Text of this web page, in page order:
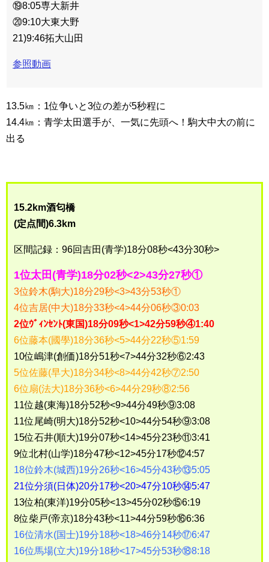
⑲8:05専大新井
⑳9:10大東大野
21)9:46拓大山田
参照動画
13.5㎞：1位争いと3位の差が5秒程に
14.4㎞：青学太田選手が、一気に先頭へ！駒大中大の前に
出る
15.2km酒匂橋
(定点間)6.3km
区間記録：96回吉田(青学)18分08秒<43分30秒>
1位太田(青学)18分02秒<2>43分27秒①
3位鈴木(駒大)18分29秒<3>43分53秒①
4位吉居(中大)18分33秒<4>44分06秒③0:03
2位ｳﾞｨﾝｾﾝﾄ(東国)18分09秒<1>42分59秒④1:40
6位藤本(國學)18分36秒<5>44分22秒⑤1:59
10位嶋津(創価)18分51秒<7>44分32秒⑥2:43
5位佐藤(早大)18分34秒<8>44分42秒⑦2:50
6位扇(法大)18分36秒<6>44分29秒⑧2:56
11位越(東海)18分52秒<9>44分49秒⑨3:08
11位尾崎(明大)18分52秒<10>44分54秒⑨3:08
15位石井(順大)19分07秒<14>45分23秒⑪3:41
9位北村(山学)18分47秒<12>45分17秒⑫4:57
18位鈴木(城西)19分26秒<16>45分43秒⑬5:05
21位分須(日体)20分17秒<20>47分10秒⑭5:47
13位柏(東洋)19分05秒<13>45分02秒⑮6:19
8位柴戸(帝京)18分43秒<11>44分59秒⑯6:36
16位清水(国士)19分18秒<18>46分14秒⑰6:47
16位馬場(立大)19分18秒<17>45分53秒⑱8:18